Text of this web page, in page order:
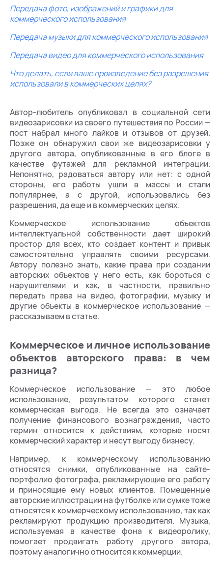
Передача фото, изображений и графики для
коммерческого использования
Передача музыки для коммерческого использования
Передача видео для коммерческого использования
Что делать, если ваше произведение без разрешения
использовали в коммерческих целях?
Автор-любитель опубликовал в социальной сети
видеозарисовки из своего путешествия по России —
пост набрал много лайков и отзывов от друзей.
Позже он обнаружил свои же видеозарисовки у
другого автора, опубликованные в его блоге в
качестве футажей для рекламной интеграции.
Непонятно, радоваться автору или нет: с одной
стороны, его работы ушли в массы и стали
популярнее, а с другой, использовались без
разрешения, да еще и в коммерческих целях.
Коммерческое использование объектов
интеллектуальной собственности дает широкий
простор для всех, кто создает контент и привык
самостоятельно управлять своими ресурсами.
Автору полезно знать, какие права при создании
авторских объектов у него есть, как бороться с
нарушителями и как, в частности, правильно
передать права на видео, фотографии, музыку и
другие объекты в коммерческое использование —
рассказываем в статье.
Коммерческое и личное использование
объектов авторского права: в чем
разница?
Коммерческое использование — это любое
использование, результатом которого станет
коммерческая выгода. Не всегда это означает
получение финансового вознаграждения, часто
термин относится к действиям, которые носят
коммерческий характер и несут выгоду бизнесу.
Например, к коммерческому использованию
относятся снимки, опубликованные на сайте-
портфолио фотографа, рекламирующие его работу
и приносящие ему новых клиентов. Помещенные
авторские иллюстрации на футболке или сумке тоже
относятся к коммерческому использованию, так как
рекламируют продукцию производителя. Музыка,
используемая в качестве фона к видеоролику,
помогает продвигать работу другого автора,
поэтому аналогично относится к коммерции.